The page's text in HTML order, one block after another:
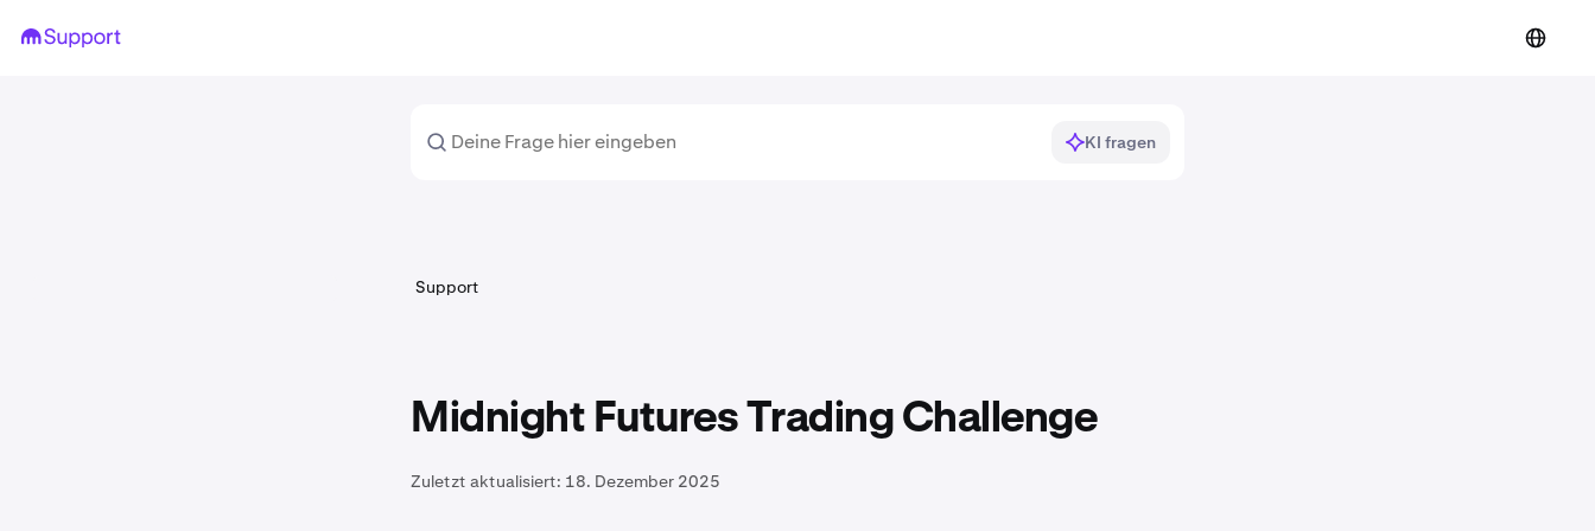
KI fragen
Support
Midnight Futures Trading Challenge
Zuletzt aktualisiert: 18. Dezember 2025